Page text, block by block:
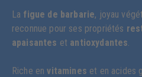
La figue de barbarie, joyau
reconnue pour ses propriétés
apaisantes et antioxydantes.
Riche envitamines et en acides